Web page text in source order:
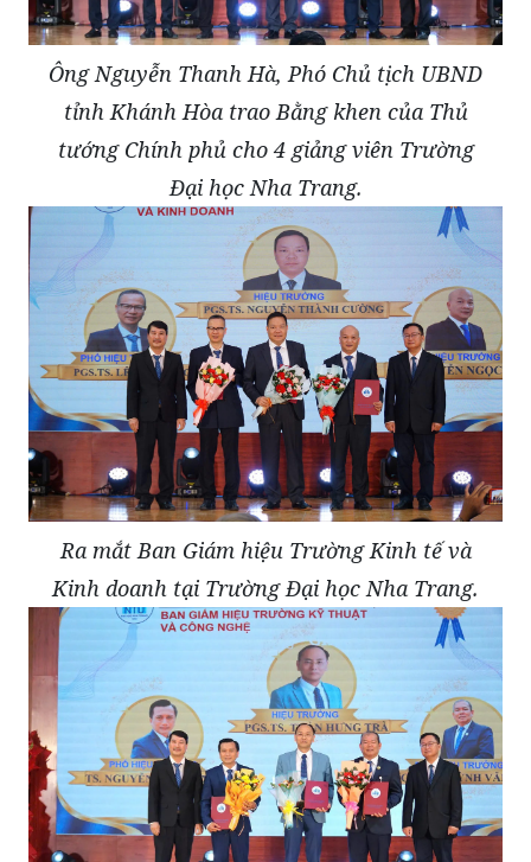
Ông Nguyễn Thanh Hà, Phó Chủ tịch UBND
tỉnh Khánh Hòa trao Bằng khen của Thủ
tướng Chính phủ cho 4 giảng viên Trường
Đại học Nha Trang.
Ra mắt Ban Giám hiệu Trường Kinh tế và
Kinh doanh tại Trường Đại học Nha Trang.